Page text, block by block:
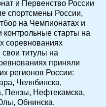
и Первенство России
спортсмены России,
на Чемпионатах и
контрольные старты на
соревнованиях
титулы на
приняли
регионов России:
Челябинска,
Пензы, Нефтекамска,
Обнинска,